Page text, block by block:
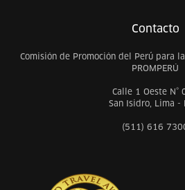
Contacto
Comisión de Promoción del Perú para
PROMPERÚ
Calle 1 Oeste N°
San Isidro, Lima -
(511) 616